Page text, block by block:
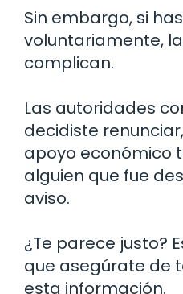
Sin embargo, si
voluntariamente,
complican.
Las autoridades
decidiste
apoyo económico
alguien que fue
aviso.
¿Te parece justo?
que asegúrate de
esta información.